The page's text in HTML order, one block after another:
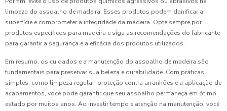
limpeza do assoalho de madeira. Esses produtos podem danificar a
superfície e comprometer a integridade da madeira. Opte sempre por
produtos específicos para madeira e siga as recomendações do fabricante
para garantir a segurança e a eficácia dos produtos utilizados.
Em resumo, os cuidados e a manutenção do assoalho de madeira são
fundamentais para preservar sua beleza e durabilidade. Com práticas
simples, como limpeza regular, proteção contra arranhões e a aplicação de
acabamentos, você pode garantir que seu assoalho permaneça em ótimo
estado por muitos anos. Ao investir tempo e atenção na manutenção, você